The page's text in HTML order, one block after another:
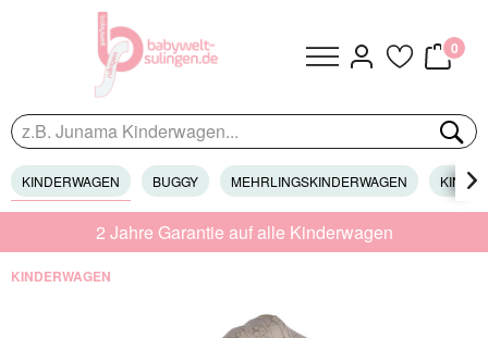
0
KINDERWAGEN BUGGY MEHRLINGSKINDERWAGEN 
2 Jahre Garantie auf alle Kinderwagen
KINDERWAGEN